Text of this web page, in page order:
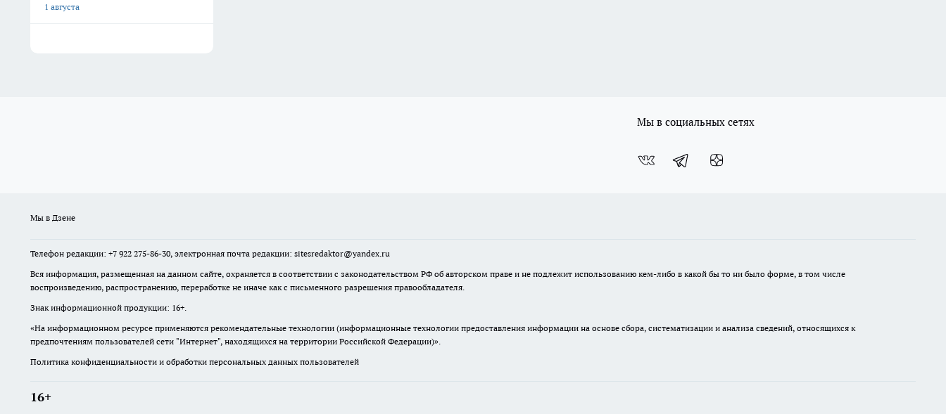
1 августа
Мы в социальных сетях
Мы в Дзене
Телефон редакции: +7 922 275-86-30, электронная почта редакции: sitesredaktor@yandex.ru
Вся информация, размещенная на данном сайте, охраняется в соответствии с законодательством РФ об авторском праве и не подлежит использованию кем-либо в какой бы то ни было форме, в том числе
воспроизведению, распространению, переработке не иначе как с письменного разрешения правообладателя.
Знак информационной продукции: 16+.
«На информационном ресурсе применяются рекомендательные технологии (информационные технологии предоставления информации на основе сбора, систематизации и анализа сведений, относящихся к
предпочтениям пользователей сети "Интернет", находящихся на территории Российской Федерации)».
Политика конфиденциальности и обработки персональных данных пользователей
16+